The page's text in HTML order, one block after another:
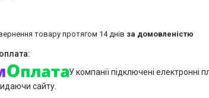
товару протягом 14 днів за домовленістю
У компанії підключені електронні
сайту.